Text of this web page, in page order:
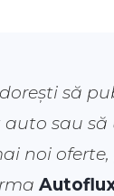
să
sau să
noi